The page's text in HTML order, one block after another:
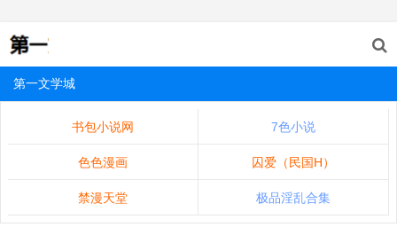
第一文学城
书包小说网 7色小说
色色漫画 囚爱（民国H）
禁漫天堂 极品淫乱合集